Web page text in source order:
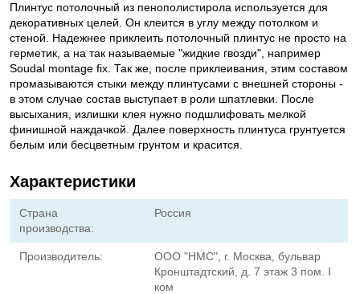
Плинтус потолочный из пенополистирола используется для
декоративных целей. Он клеится в углу между потолком и
стеной. Надежнее приклеить потолочный плинтус не просто на
герметик, а на так называемые "жидкие гвозди", например
Soudal montage fix. Так же, после приклеивания, этим составом
промазываются стыки между плинтусами с внешней стороны -
в этом случае состав выступает в роли шпатлевки. После
высыхания, излишки клея нужно подшлифовать мелкой
финишной наждачкой. Далее поверхность плинтуса грунтуется
белым или бесцветным грунтом и красится.
Характеристики
Страна
производства:
Россия
Производитель:
ООО "НМС", г. Москва, бульвар
Кронштадтский, д. 7 этаж 3 пом. I
ком